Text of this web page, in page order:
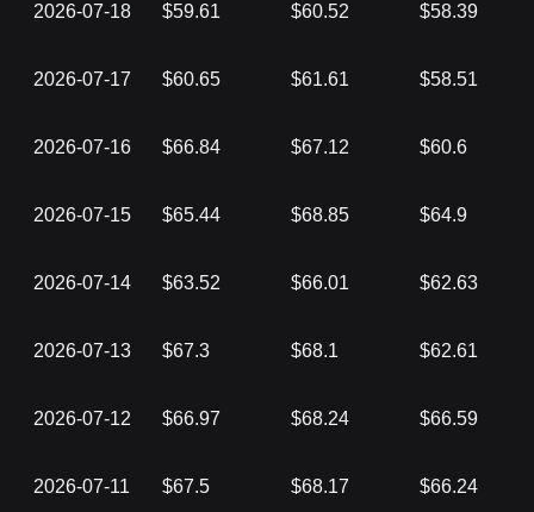
2026-07-18 $59.61 $60.52 $58.39
2026-07-17 $60.65 $61.61 $58.51
2026-07-16 $66.84 $67.12 $60.6
2026-07-15 $65.44 $68.85 $64.9
2026-07-14 $63.52 $66.01 $62.63
2026-07-13 $67.3 $68.1 $62.61
2026-07-12 $66.97 $68.24 $66.59
2026-07-11 $67.5 $68.17 $66.24